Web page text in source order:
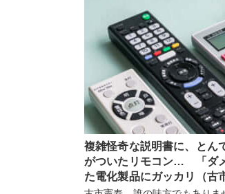
複雑怪奇な説明書に、とん
がついたリモコン… 「ダ
た電化製品にガッカリ（古